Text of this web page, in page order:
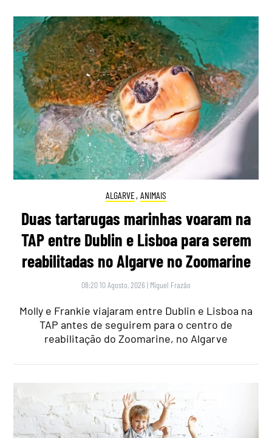
ALGARVE, ANIMAIS
Duas tartarugas marinhas voaram na
TAP entre Dublin e Lisboa para serem
reabilitadas no Algarve no Zoomarine
08:20 10 Agosto, 2026 | Miguel Frazão
Molly e Frankie viajaram entre Dublin e Lisboa na
TAP antes de seguirem para o centro de
reabilitação do Zoomarine, no Algarve